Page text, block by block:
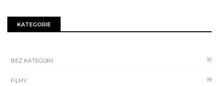
KATEGORIE
10
BEZ KATEGORII
19
FILMY